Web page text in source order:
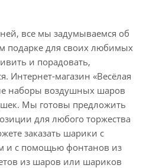
все мы задумываемся об
подарке для своих любимых
и порадовать,
Интернет-магазин «Весёлая
наборы воздушных шаров
Мы готовы предложить
для любого торжества
заказать шарики с
и с помощью фонтанов из
из шаров или шариков